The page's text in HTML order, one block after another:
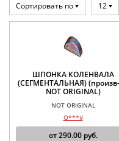
Сортировать по 12
ШПОНКА КОЛЕНВАЛА
(СЕГМЕНТАЛЬНАЯ)
NOT ORIGINAL)
NOT ORIGINAL
Q***#
от290.00руб.